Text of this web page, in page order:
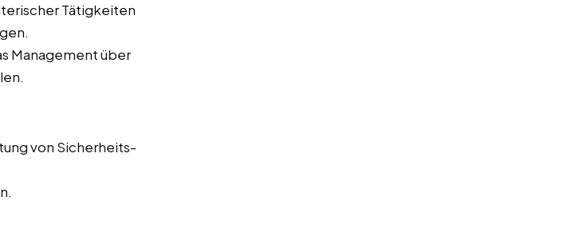
Tätigkeiten
Management über
von Sicherheits-